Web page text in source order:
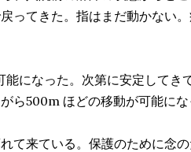
ってきた。指はまだ動かない
になった。次第に安定してき
ら500m ほどの移動が可能にな
て来ている。保護のために念